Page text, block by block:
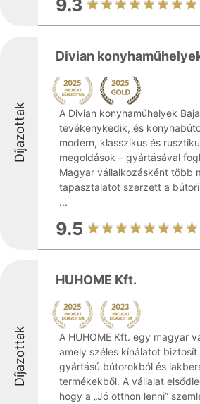
9.3
Díjazottak
Divian
A Divian konyhaműhelyek
tevékenykedik, és
modern, klasszikus és
megoldások – gyártásával
Magyar vállalkozásként több
tapasztalatot szerzett a
...
9.5
Díjazottak
HUHOME Kft.
A HUHOME Kft. egy magyar
amely széles kínálatot biztosít
gyártású bútorokból és
termékekből. A vállalat
hogy a „Jó otthon lenni”